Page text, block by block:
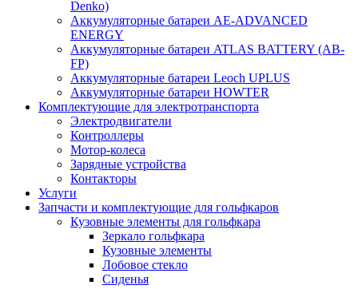
Denko)
Аккумуляторные батареи АЕ-ADVANCED
ENERGY
Аккумуляторные батареи ATLAS BATTERY (AB-
FP)
Аккумуляторные батареи Leoch UPLUS
Аккумуляторные батареи HOWTER
Комплектующие для электротранспорта
Электродвигатели
Контроллеры
Мотор-колеса
Зарядные устройства
Контакторы
Услуги
Запчасти и комплектующие для гольфкаров
Кузовные элементы для гольфкара
Зеркало гольфкара
Кузовные элементы
Лобовое стекло
Сиденья